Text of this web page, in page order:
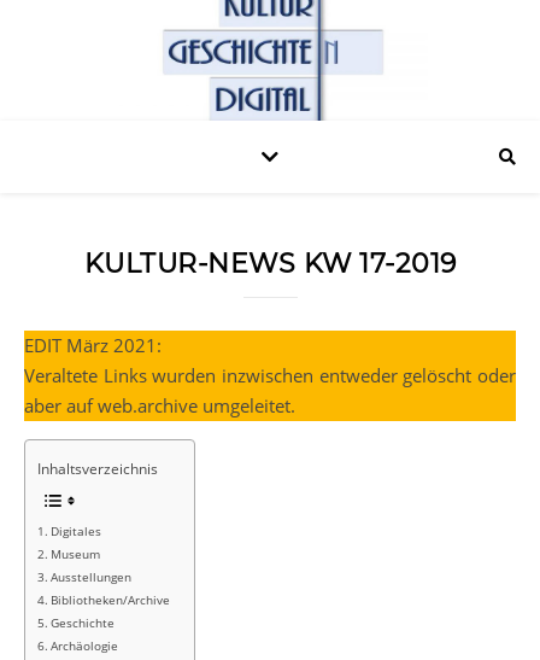
KULTUR-NEWS KW 17-2019
EDIT März 2021:
Veraltete Links wurden inzwischen entweder gelöscht oder
aber auf web.archive umgeleitet.
Inhaltsverzeichnis
Digitales
Museum
Ausstellungen
Bibliotheken/Archive
Geschichte
Archäologie